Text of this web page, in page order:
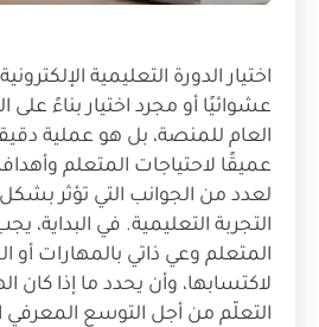
اختيار الدورة التعليمية
عشوائيًا أو مجرد اختيار بناءً على
العام للمنصة، بل هو عملية
عميقًا لاحتياجات المتعلم
لعدد من الجوانب التي تؤثر
التجربة التعليمية. في البداية،
المتعلم وعي ذاتي بالمهارات
لاكتسابها، وأن يحدد ما إذا كان
التعلّم من أجل التوسع